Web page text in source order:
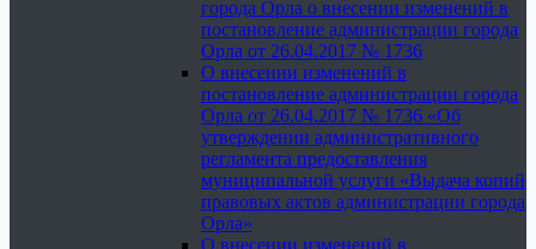
города Орла о внесении изменений в
постановление администрации города
Орла от 26.04.2017 № 1736
О внесении изменений в
постановление администрации города
Орла от 26.04.2017 № 1736 «Об
утверждении административного
регламента предоставления
муниципальной услуги «Выдача копий
правовых актов администрации города
Орла»
О внесении изменений в